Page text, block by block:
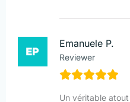
Emanuele P.
Reviewer
Un véritable